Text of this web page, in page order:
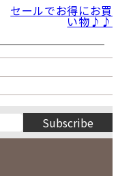
セールでお得にお買
い物♪♪
金 土
日
1
2
Subscribe